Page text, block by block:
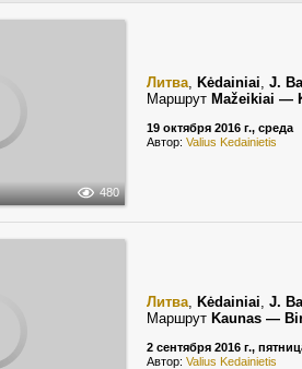
480
Литва, Kėdainiai, J.
Маршрут Mažeikiai —
19 октября 2016 г., среда
Автор: Valius Kedainietis
Литва, Kėdainiai, J.
Маршрут Kaunas —
2 сентября 2016 г.,
Автор: Valius Kedainietis